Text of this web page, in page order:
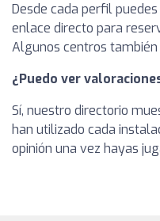
Desde cada perfil
enlace directo para
Algunos centros
¿Puedo ver
Sí, nuestro directorio
han utilizado cada
opinión una vez hayas